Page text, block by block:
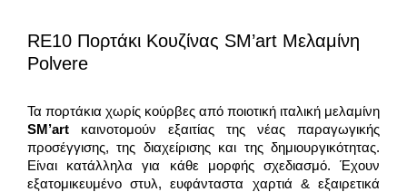
RE10 Πορτάκι Κουζίνας SM’art Μελαμίνη
Polvere
Τα πορτάκια χωρίς κούρβες από ποιοτική ιταλική μελαμίνη
SM’art καινοτομούν εξαιτίας της νέας παραγωγικής
προσέγγισης, της διαχείρισης και της δημιουργικότητας.
Είναι κατάλληλα για κάθε μορφής σχεδιασμό. Έχουν
εξατομικευμένο στυλ, ευφάνταστα χαρτιά & εξαιρετικά